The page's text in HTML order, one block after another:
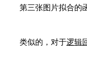
第三张图片拟合的
类似的，对于逻辑